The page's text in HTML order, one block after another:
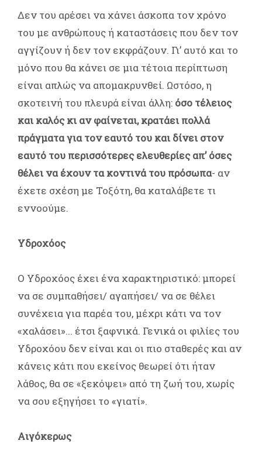
Δεν του αρέσει να χάνει άσκοπα τον χρόνο
του με ανθρώπους ή καταστάσεις που δεν τον
αγγίζουν ή δεν τον εκφράζουν. Γι’ αυτό και το
μόνο που θα κάνει σε μια τέτοια περίπτωση
είναι απλώς να απομακρυνθεί. Ωστόσο, η
σκοτεινή του πλευρά είναι άλλη: όσο τέλειος
και καλός κι αν φαίνεται, κρατάει πολλά
πράγματα για τον εαυτό του και δίνει στον
εαυτό του περισσότερες ελευθερίες απ’ όσες
θέλει να έχουν τα κοντινά του πρόσωπα- αν
έχετε σχέση με Τοξότη, θα καταλάβετε τι
εννοούμε.
Υδροχόος
Ο Υδροχόος έχει ένα χαρακτηριστικό: μπορεί
να σε συμπαθήσει/ αγαπήσει/ να σε θέλει
συνέχεια για παρέα του, μέχρι κάτι να τον
«χαλάσει»... έτσι ξαφνικά. Γενικά οι φιλίες του
Υδροχόου δεν είναι και οι πιο σταθερές και αν
κάνεις κάτι που εκείνος θεωρεί ότι ήταν
λάθος, θα σε «ξεκόψει» από τη ζωή του, χωρίς
να σου εξηγήσει το «γιατί».
Αιγόκερως